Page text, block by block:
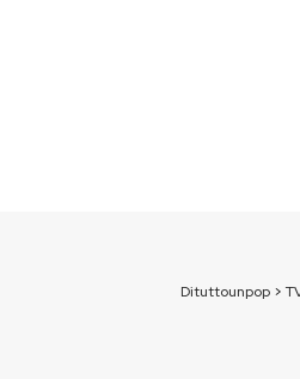
Dituttounpop>